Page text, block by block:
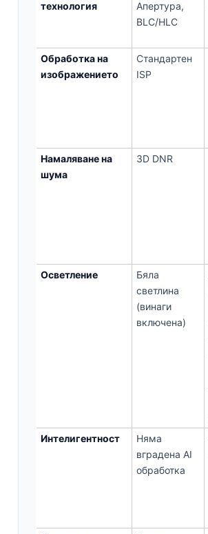
технология
Апертура,
BLC/HLC
Обработка на
изображението
Стандартен
ISP
Намаляване на
шума
3D DNR
Осветление
Бяла
светлина
(винаги
включена)
Интелигентност
Няма
вградена AI
обработка